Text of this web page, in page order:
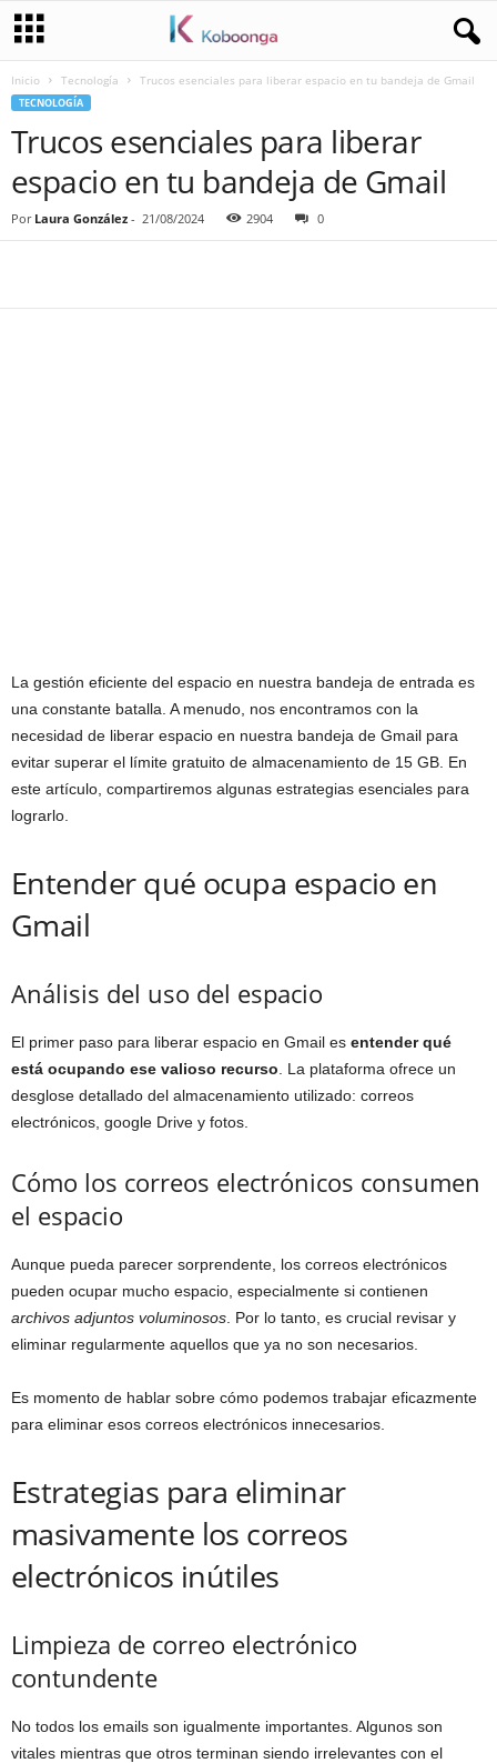
Inicio Tecnología Trucos esenciales para liberar espacio en tu bandeja de Gmail
TECNOLOGÍA
Trucos esenciales para liberar
espacio en tu bandeja de Gmail
Por Laura González - 21/08/2024 2904 0
La gestión eficiente del espacio en nuestra bandeja de entrada es
una constante batalla. A menudo, nos encontramos con la
necesidad de liberar espacio en nuestra bandeja de Gmail para
evitar superar el límite gratuito de almacenamiento de 15 GB. En
este artículo, compartiremos algunas estrategias esenciales para
lograrlo.
Entender qué ocupa espacio en
Gmail
Análisis del uso del espacio
El primer paso para liberar espacio en Gmail es entender qué
está ocupando ese valioso recurso . La plataforma ofrece un
desglose detallado del almacenamiento utilizado: correos
electrónicos, google Drive y fotos.
Cómo los correos electrónicos consumen
el espacio
Aunque pueda parecer sorprendente, los correos electrónicos
pueden ocupar mucho espacio, especialmente si contienen
archivos adjuntos voluminosos . Por lo tanto, es crucial revisar y
eliminar regularmente aquellos que ya no son necesarios.
Es momento de hablar sobre cómo podemos trabajar eficazmente
para eliminar esos correos electrónicos innecesarios.
Estrategias para eliminar
masivamente los correos
electrónicos inútiles
Limpieza de correo electrónico
contundente
No todos los emails son igualmente importantes. Algunos son
vitales mientras que otros terminan siendo irrelevantes con el